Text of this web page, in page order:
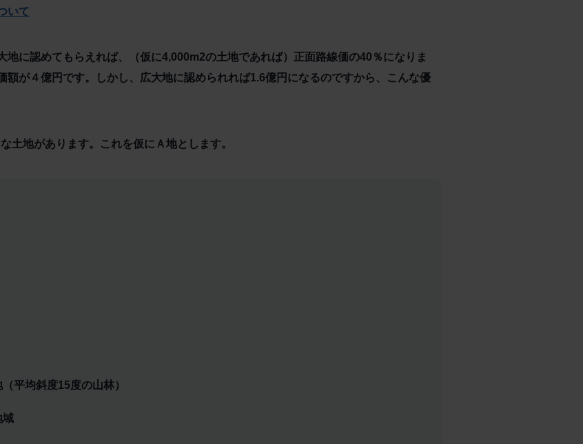
いて
地に認めてもらえれば、（仮に4,000m2の土地であれば）正面路線価の40％になりま
額が４億円です。しかし、広大地に認められれば1.6億円になるのですから、こんな優
土地があります。これを仮にＡ地とします。
平均斜度15度の山林）
域